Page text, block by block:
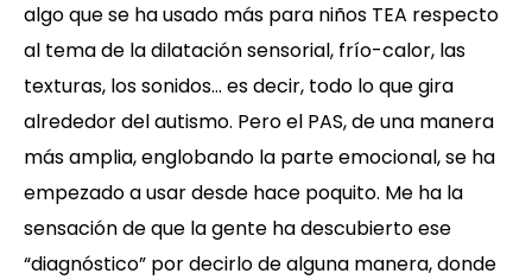
algo que se ha usado más para niños TEA respecto
al tema de la dilatación sensorial, frío-calor, las
texturas, los sonidos… es decir, todo lo que gira
alrededor del autismo. Pero el PAS, de una manera
más amplia, englobando la parte emocional, se ha
empezado a usar desde hace poquito. Me ha la
sensación de que la gente ha descubierto ese
“diagnóstico” por decirlo de alguna manera, donde